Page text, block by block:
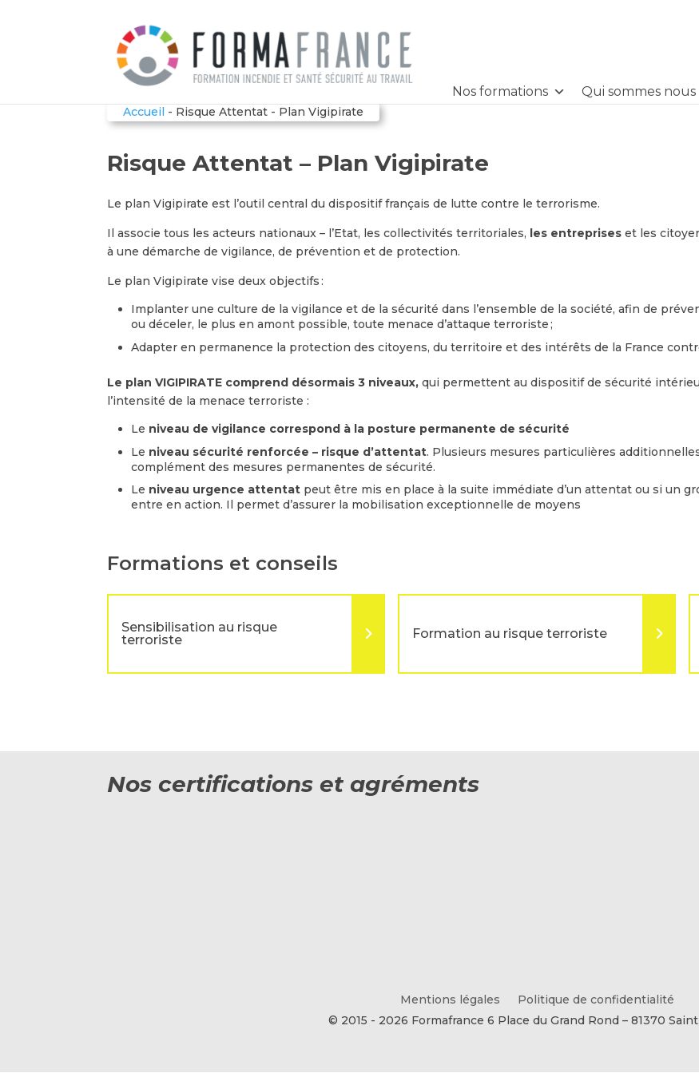
Qui sommes nous
Nos formations
Accueil - Risque Attentat - Plan Vigipirate
Risque Attentat – Plan Vigipirate
Le plan Vigipirate est l’outil central du dispositif français de lutte contre le terrorisme.
Il associe tous les acteurs nationaux – l’Etat, les collectivités territoriales, les entreprises et les
à une démarche de vigilance, de prévention et de protection.
Le plan Vigipirate vise deux objectifs :
Implanter une culture de la vigilance et de la sécurité dans l’ensemble de la société, afin de
ou déceler, le plus en amont possible, toute menace d’attaque terroriste ;
Adapter en permanence la protection des citoyens, du territoire et des intérêts de la France
Le plan VIGIPIRATE comprend désormais 3 niveaux, qui permettent au dispositif de sécurité
l’intensité de la menace terroriste :
Le niveau de vigilance correspond à la posture permanente de sécurité
Le niveau sécurité renforcée – risque d’attentat. Plusieurs mesures particulières
complément des mesures permanentes de sécurité.
Le niveau urgence attentat peut être mis en place à la suite immédiate d’un attentat ou si un
entre en action. Il permet d’assurer la mobilisation exceptionnelle de moyens
Formations et conseils
Sensibilisation au risque
terroriste
Formation au risque terroriste
Nos certifications et agréments
Mentions légales
Politique de confidentialité
© 2015 - 2026 Formafrance 6 Place du Grand Rond – 81370